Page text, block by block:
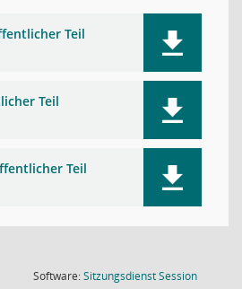
Teil
Teil
Teil
Software:SitzungsdienstSession(Wird in